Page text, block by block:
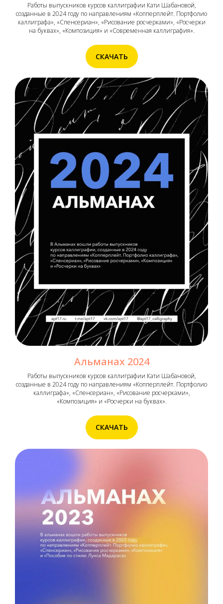
Работы выпускников курсов каллиграфии Кати Шабановой,
созданные в 2024 году по направлениям «Копперплейт. Портфолио
каллиграфа», «Спенсериан», «Рисование росчерками», «Росчерки
на буквах», «Композиция» и «Современная каллиграфия».
СКАЧАТЬ
Альманах 2024
Работы выпускников курсов каллиграфии Кати Шабановой,
созданные в 2024 году по направлениям «Копперплейт. Портфолио
каллиграфа», «Спенсериан», «Рисование росчерками»,
«Композиция» и «Росчерки на буквах».
СКАЧАТЬ